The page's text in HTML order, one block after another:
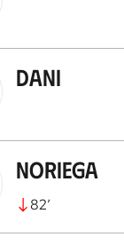
Dani
Noriega
82’